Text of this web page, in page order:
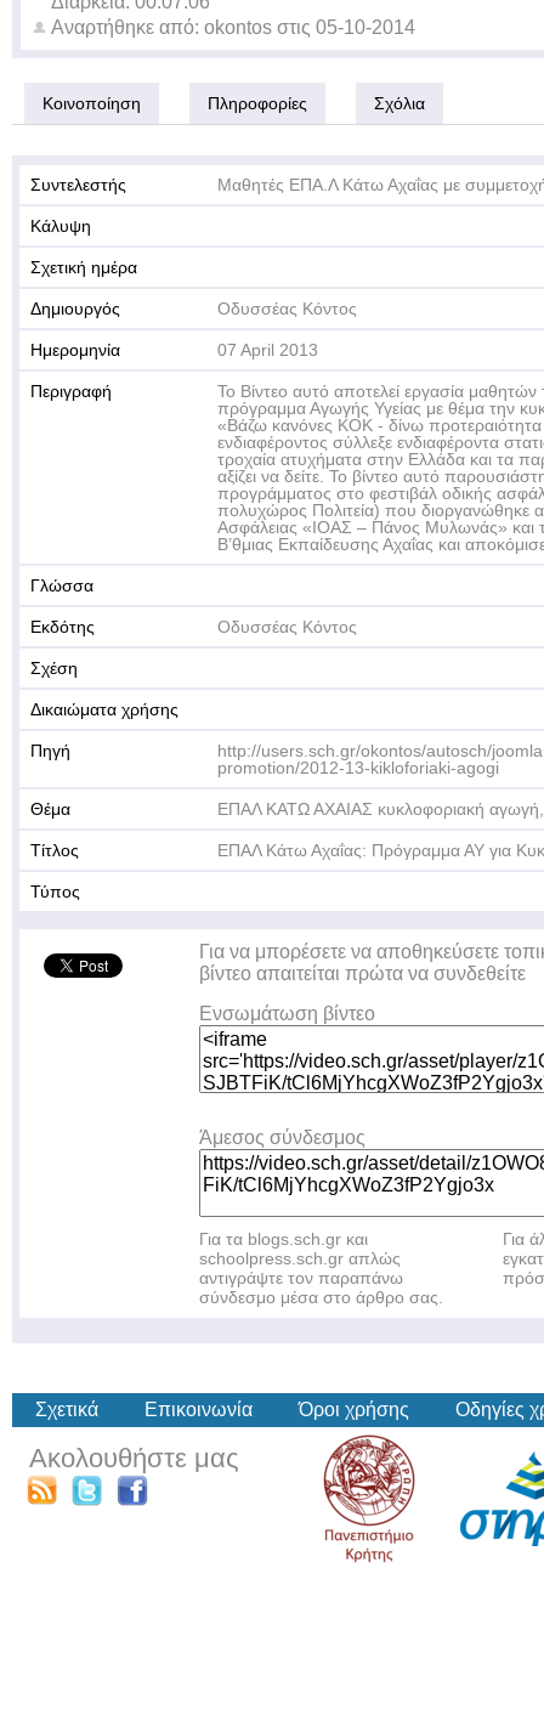
Αναρτήθηκε από: okontos στις 05-10-2014
Κοινοποίηση Πληροφορίες Σχόλια
Συντελεστής Μαθητές ΕΠΑ.Λ Κάτω Αχαΐας με
Κάλυψη
Σχετική ημέρα
Δημιουργός Οδυσσέας Κόντος
Ημερομηνία 07 April 2013
Περιγραφή
Το Βίντεο αυτό αποτελεί εργασία
πρόγραμμα Αγωγής Υγείας με θέμα την
«Βάζω κανόνες ΚΟΚ - δίνω
ενδιαφέροντος σύλλεξε ενδιαφέροντα
τροχαία ατυχήματα στην Ελλάδα και τα
αξίζει να δείτε. Το βίντεο αυτό
προγράμματος στο φεστιβάλ οδικής
πολυχώρος Πολιτεία) που διοργανώθηκε
Ασφάλειας «ΙΟΑΣ – Πάνος Μυλωνάς» και
Β’θμιας Εκπαίδευσης Αχαΐας και
Γλώσσα
Εκδότης Οδυσσέας Κόντος
Σχέση
Δικαιώματα χρήσης
Πηγή
http://users.sch.gr/okontos/autosch/
promotion/2012-13-kikloforiaki-agogi
Θέμα ΕΠΑΛ ΚΑΤΩ ΑΧΑΙΑΣ κυκλοφοριακή
Τίτλος ΕΠΑΛ Κάτω Αχαΐας: Πρόγραμμα ΑΥ για
Τύπος
Για να μπορέσετε να αποθηκεύσετε
βίντεο απαιτείται πρώτα να συνδεθείτε
Ενσωμάτωση βίντεο
Άμεσος σύνδεσμος
Για τα blogs.sch.gr και
schoolpress.sch.gr απλώς
αντιγράψτε τον παραπάνω
σύνδεσμο μέσα στο άρθρο σας.
Για
Σχετικά Επικοινωνία Όροι χρήσης Οδηγίες
Ακολουθήστε μας